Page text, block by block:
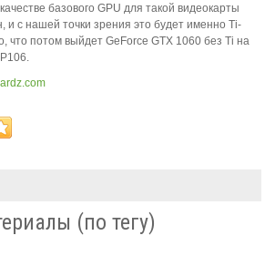
базового GPU для такой видеокарты
и с нашей точки зрения это будет именно Ti-
что потом выйдет GeForce GTX 1060 без Ti на
(по тегу)